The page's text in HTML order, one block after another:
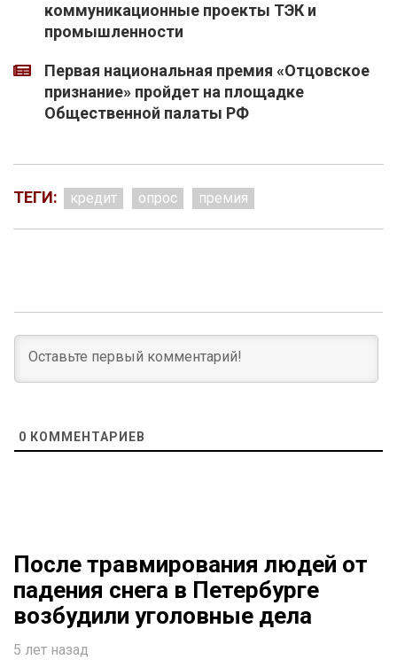
коммуникационные проекты ТЭК и
промышленности
Первая национальная премия «Отцовское
признание» пройдет на площадке
Общественной палаты РФ
ТЕГИ: кредит опрос премия
0 КОММЕНТАРИЕВ
После травмирования людей от
падения снега в Петербурге
возбудили уголовные дела
5 лет назад